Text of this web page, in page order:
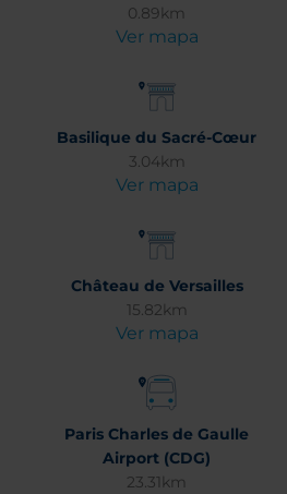
0.89km
Ver mapa
Basilique du Sacré-Cœur
3.04km
Ver mapa
Château de Versailles
15.82km
Ver mapa
Paris Charles de Gaulle
Airport (CDG)
23.31km